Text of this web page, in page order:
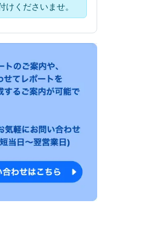
けくださいませ。